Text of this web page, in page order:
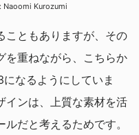
Naoomi Kurozumi
こともありますが、その
を重ねながら、こちらか
なるようにしていま
インは、上質な素材を活
だと考えるためです。